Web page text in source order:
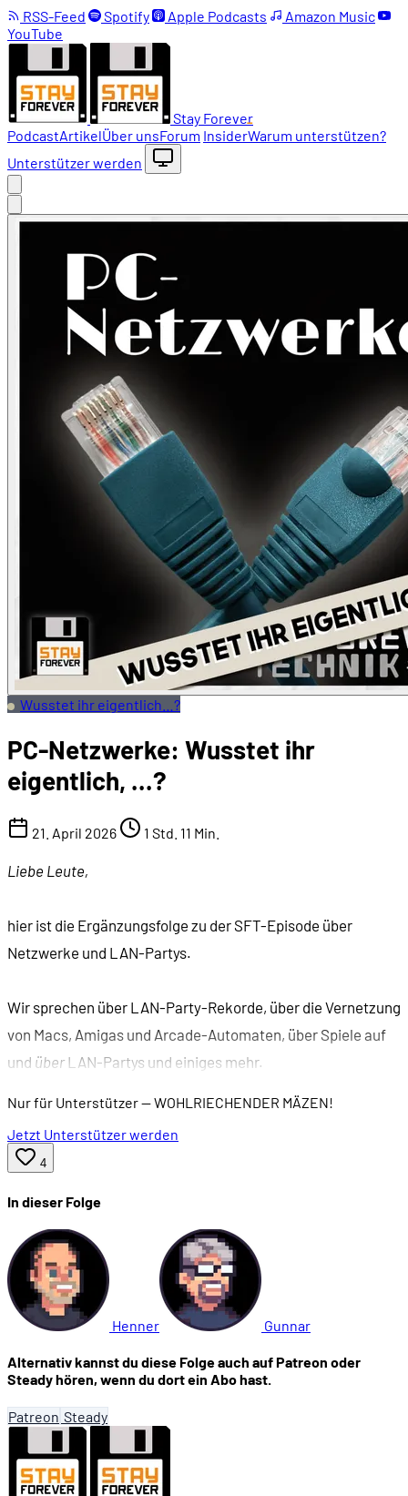
RSS-Feed Spotify Apple Podcasts
Amazon Music
YouTube
Stay Forever
PodcastArtikelÜber unsForum InsiderWarum unterstützen?
Unterstützer werden
Wusstet ihr eigentlich…?
PC-Netzwerke: Wusstet ihr
eigentlich, ...?
21. April 2026 1 Std. 11 Min.
Liebe Leute,
hier ist die Ergänzungsfolge zu der SFT-Episode über
Netzwerke und LAN-Partys.
Wir sprechen über LAN-Party-Rekorde, über die Vernetzung
von Macs, Amigas und Arcade-Automaten, über Spiele auf
und über LAN-Partys und einiges mehr.
Nur für Unterstützer— WOHLRIECHENDER MÄZEN!
Jetzt Unterstützer werden
4
In dieser Folge
Henner Gunnar
Alternativ kannst du diese Folge auch auf Patreon oder
Steady hören, wenn du dort ein Abo hast.
Patreon Steady